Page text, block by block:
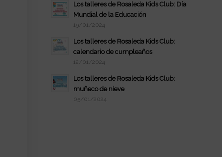
Los talleres de Rosaleda Kids Club: Día
Mundial de la Educación
19/01/2024
Los talleres de Rosaleda Kids Club:
calendario de cumpleaños
12/01/2024
Los talleres de Rosaleda Kids Club:
muñeco de nieve
05/01/2024